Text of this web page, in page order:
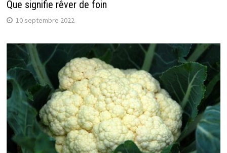
Que signifie rêver de foin
10 septembre 2022